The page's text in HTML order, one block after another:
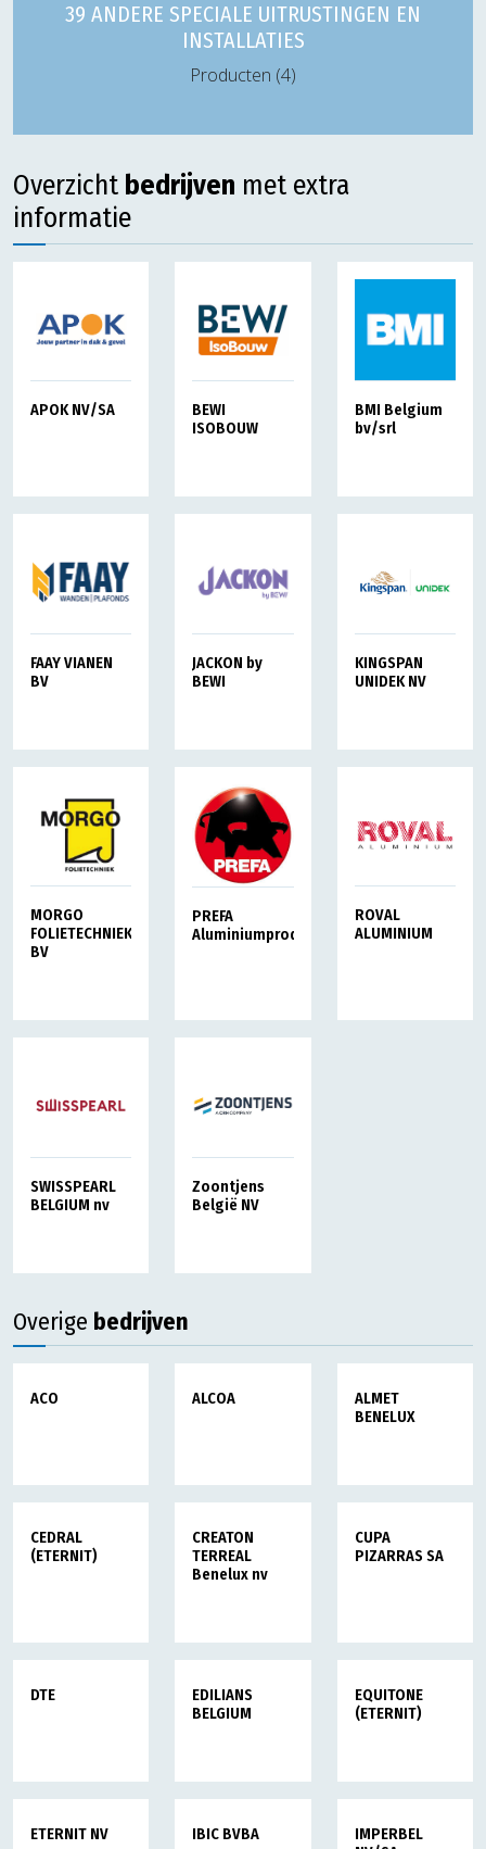
39 ANDERE SPECIALE UITRUSTINGEN EN
INSTALLATIES
Producten (4)
Overzicht bedrijven met extra
informatie
APOK NV/SA
BEWI
ISOBOUW
BMI Belgium
bv/srl
FAAY VIANEN
BV
JACKON by
BEWI
KINGSPAN
UNIDEK NV
MORGO
FOLIETECHNIEK
BV
PREFA
Aluminiumprodukte
ROVAL
ALUMINIUM
SWISSPEARL
BELGIUM nv
Zoontjens
België NV
Overige bedrijven
ACO ALCOA
ALMET
BENELUX
CEDRAL
(ETERNIT)
CREATON
TERREAL
Benelux nv
CUPA
PIZARRAS SA
DTE
EDILIANS
BELGIUM
EQUITONE
(ETERNIT)
ETERNIT NV IBIC BVBA
IMPERBEL